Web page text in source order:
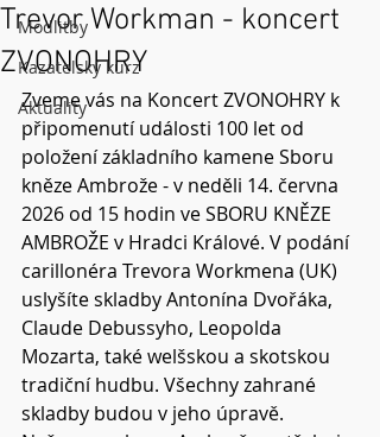
Modlitby
Kazatelský kurz
Aktuality
Trevor Workman - koncert
ZVONOHRY
Zveme vás na Koncert ZVONOHRY k
připomenutí události 100 let od
položení základního kamene Sboru
kněze Ambrože - v neděli 14. června
2026 od 15 hodin ve SBORU KNĚZE
AMBROŽE v Hradci Králové. V podání
carillonéra Trevora Workmena (UK)
uslyšíte skladby Antonína Dvořáka,
Claude Debussyho, Leopolda
Mozarta, také welšskou a skotskou
tradiční hudbu. Všechny zahrané
skladby budou v jeho úpravě.